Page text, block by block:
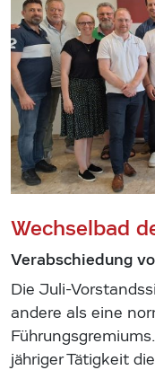
Wechselbad
Verabschiedung
Die Juli-
andere als eine
jähriger Tätigkeit